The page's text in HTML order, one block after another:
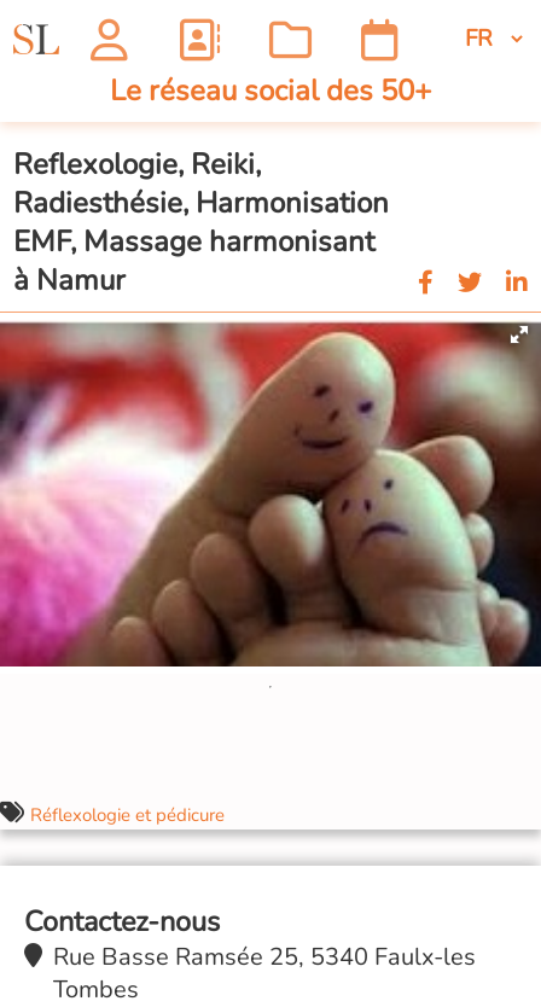
Le réseau social des 50+
Reflexologie, Reiki,
Radiesthésie, Harmonisation
EMF, Massage harmonisant
à Namur
Réflexologie et pédicure
Contactez-nous
Rue Basse Ramsée 25, 5340 Faulx-les
Tombes